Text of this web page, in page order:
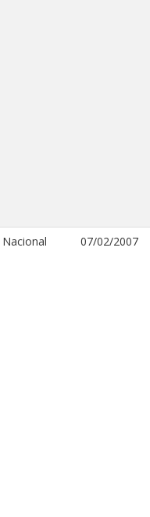
Nacional 07/02/2007